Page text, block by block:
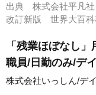
出典 株式会社平凡
改訂新版 世界大百
「残業ほぼなし
職員/日勤のみ/デ
株式会社いっしん/デ